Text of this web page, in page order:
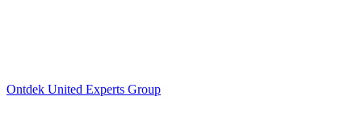
Ontdek United Experts Group